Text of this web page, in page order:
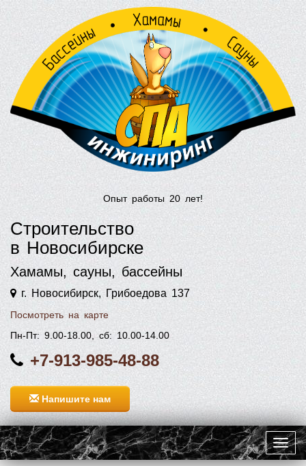
Опыт работы 20 лет!
Строительство
в Новосибирске
Хамамы, сауны, бассейны
г. Новосибирск, Грибоедова 137
Посмотреть на карте
Пн-Пт: 9.00-18.00, сб: 10.00-14.00
+7-913-985-48-88
Напишите нам